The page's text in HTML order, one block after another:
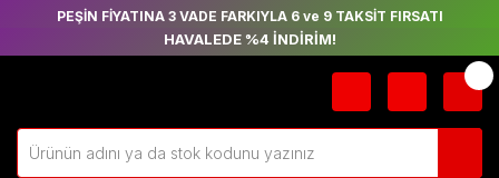
PEŞİN FİYATINA 3 VADE FARKIYLA 6 ve 9 TAKSİT FIRSATI
HAVALEDE %4 İNDİRİM!